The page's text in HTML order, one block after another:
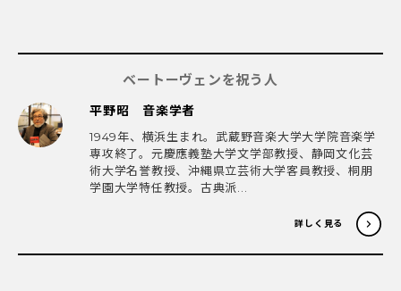
ベートーヴェンを祝う人
平野昭 音楽学者
1949年、横浜生まれ。武蔵野音楽大学大学院音楽学
専攻終了。元慶應義塾大学文学部教授、静岡文化芸
術大学名誉教授、沖縄県立芸術大学客員教授、桐朋
学園大学特任教授。古典派...
詳しく見る